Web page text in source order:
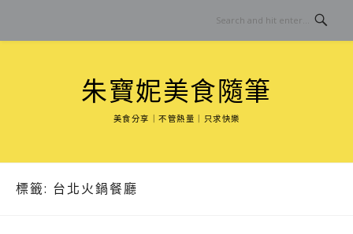
content
朱寶妮美食隨筆
美食分享｜不管熱量｜只求快樂
標籤: 台北火鍋餐廳